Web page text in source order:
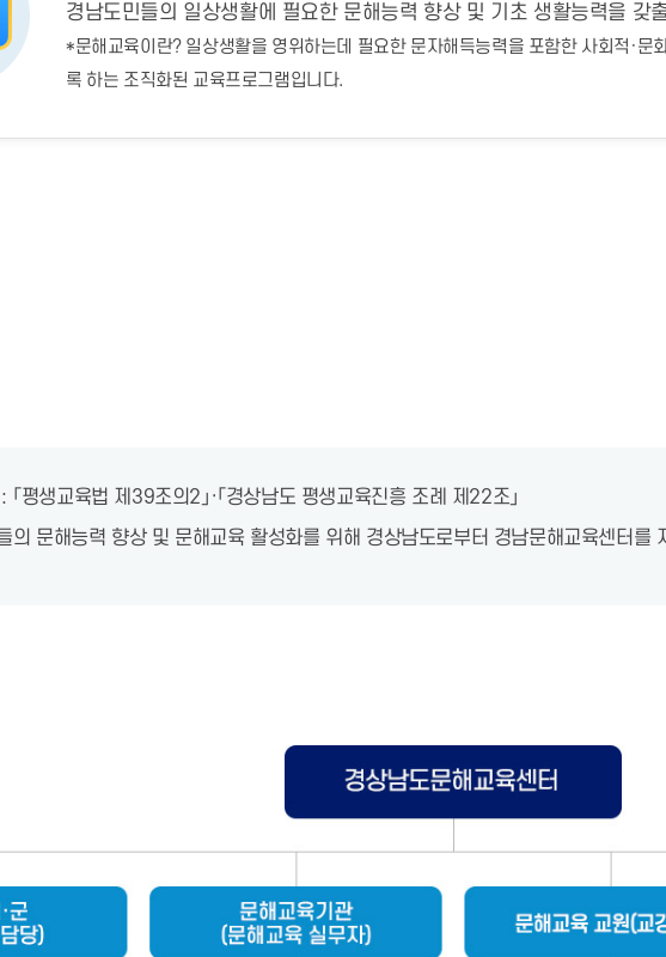
경남도민들의 일상생활에 필요한 문해능력 향상 및 기초 생활능력을 갖
*문해교육이란? 일상생활을 영위하는데 필요한 문자해득능력을 포함한 사회적·문
록 하는 조직화된 교육프로그램입니다.
「평생교육법 제39조의2」·「경상남도 평생교육진흥 조례 제22조」
의 문해능력 향상 및 문해교육 활성화를 위해 경상남도로부터 경남문해교육센터